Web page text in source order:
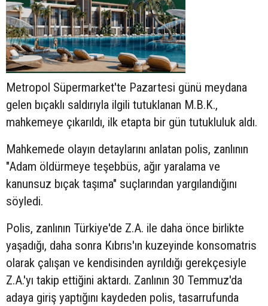
Metropol Süpermarket'te Pazartesi günü meydana
gelen bıçaklı saldırıyla ilgili tutuklanan M.B.K.,
mahkemeye çıkarıldı, ilk etapta bir gün tutukluluk aldı.
Mahkemede olayın detaylarını anlatan polis, zanlının
"Adam öldürmeye teşebbüs, ağır yaralama ve
kanunsuz bıçak taşıma" suçlarından yargılandığını
söyledi.
Polis, zanlının Türkiye'de Z.A. ile daha önce birlikte
yaşadığı, daha sonra Kıbrıs'ın kuzeyinde konsomatris
olarak çalışan ve kendisinden ayrıldığı gerekçesiyle
Z.A.'yı takip ettiğini aktardı. Zanlının 30 Temmuz'da
adaya giriş yaptığını kaydeden polis, tasarrufunda